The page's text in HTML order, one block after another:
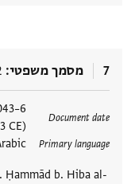
7 מסמך משפטי
Document date
CE)
Primary language
Ḥammād b. Hiba al-